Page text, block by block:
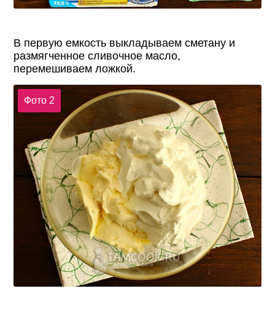
В первую емкость выкладываем сметану и
размягченное сливочное масло,
перемешиваем ложкой.
Фото 2